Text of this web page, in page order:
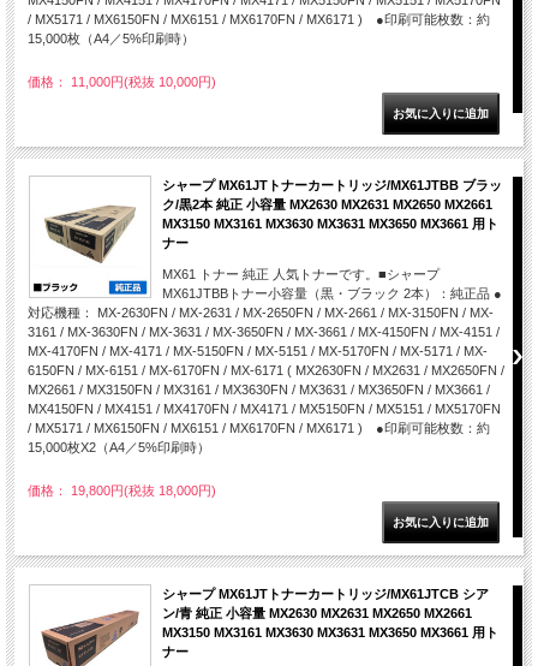
/ MX5171 / MX6150FN / MX6151 / MX6170FN / MX6171 ) ●印刷可能枚数：約
15,000枚（A4／5%印刷時）
価格： 11,000円(税抜 10,000円)
シャープ MX61JTトナーカートリッジ/MX61JTBB ブラッ
ク/黒2本 純正 小容量 MX2630 MX2631 MX2650 MX2661
MX3150 MX3161 MX3630 MX3631 MX3650 MX3661 用ト
ナー
MX61 トナー 純正 人気トナーです。■シャープ
MX61JTBBトナー小容量（黒・ブラック 2本）：純正品 ●
対応機種： MX-2630FN / MX-2631 / MX-2650FN / MX-2661 / MX-3150FN / MX-
3161 / MX-3630FN / MX-3631 / MX-3650FN / MX-3661 / MX-4150FN / MX-4151 /
MX-4170FN / MX-4171 / MX-5150FN / MX-5151 / MX-5170FN / MX-5171 / MX-
6150FN / MX-6151 / MX-6170FN / MX-6171 ( MX2630FN / MX2631 / MX2650FN /
MX2661 / MX3150FN / MX3161 / MX3630FN / MX3631 / MX3650FN / MX3661 /
MX4150FN / MX4151 / MX4170FN / MX4171 / MX5150FN / MX5151 / MX5170FN
/ MX5171 / MX6150FN / MX6151 / MX6170FN / MX6171 ) ●印刷可能枚数：約
15,000枚X2（A4／5%印刷時）
価格： 19,800円(税抜 18,000円)
シャープ MX61JTトナーカートリッジ/MX61JTCB シア
ン/青 純正 小容量 MX2630 MX2631 MX2650 MX2661
MX3150 MX3161 MX3630 MX3631 MX3650 MX3661 用ト
ナー